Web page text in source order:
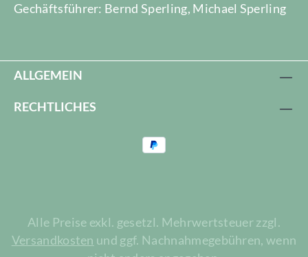
Gechäftsführer: Bernd Sperling, Michael Sperling
ALLGEMEIN
RECHTLICHES
Alle Preise exkl. gesetzl. Mehrwertsteuer zzgl.
Versandkosten und ggf. Nachnahmegebühren, wenn